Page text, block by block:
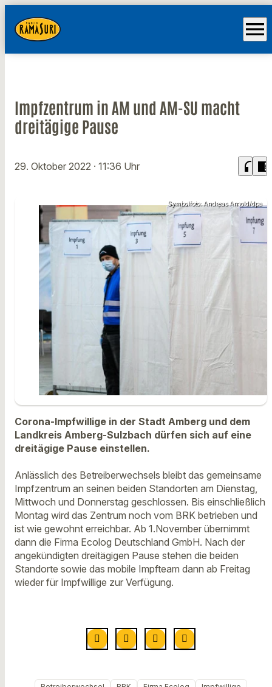
menu
Impfzentrum in AM und AM-SU macht
dreitägige Pause
29. Oktober 2022 · 11:36 Uhr headphones chrome_reader_mode
Symbolfoto: Andreas Arnold/dpa
Corona-Impfwillige in der Stadt Amberg und dem
Landkreis Amberg-Sulzbach dürfen sich auf eine
dreitägige Pause einstellen.
Anlässlich des Betreiberwechsels bleibt das gemeinsame
Impfzentrum an seinen beiden Standorten am Dienstag,
Mittwoch und Donnerstag geschlossen. Bis einschließlich
Montag wird das Zentrum noch vom BRK betrieben und
ist wie gewohnt erreichbar. Ab 1.November übernimmt
dann die Firma Ecolog Deutschland GmbH. Nach der
angekündigten dreitägigen Pause stehen die beiden
Standorte sowie das mobile Impfteam dann ab Freitag
wieder für Impfwillige zur Verfügung.